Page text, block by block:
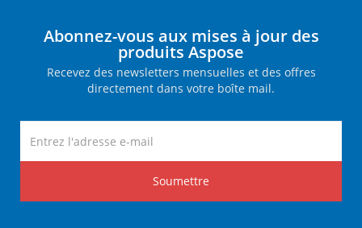
Abonnez-vous aux mises à jour des
produits Aspose
Recevez des newsletters mensuelles et des offres
directement dans votre boîte mail.
Soumettre